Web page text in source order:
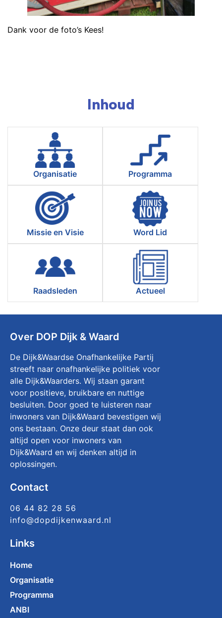
Dank voor de foto’s Kees!
Inhoud
Organisatie Programma
Missie en Visie Word Lid
Raadsleden Actueel
Over DOP Dijk & Waard
De Dijk&Waardse Onafhankelijke Partij
streeft naar onafhankelijke politiek voor
alle Dijk&Waarders. Wij staan garant
voor positieve, bruikbare en nuttige
besluiten. Door goed te luisteren naar
inwoners van Dijk&Waard bevestigen wij
ons bestaan. Onze deur staat dan ook
altijd open voor inwoners van
Dijk&Waard en wij denken altijd in
oplossingen.
Contact
06 44 82 28 56
info@dopdijkenwaard.nl
Links
Home
Organisatie
Programma
ANBI